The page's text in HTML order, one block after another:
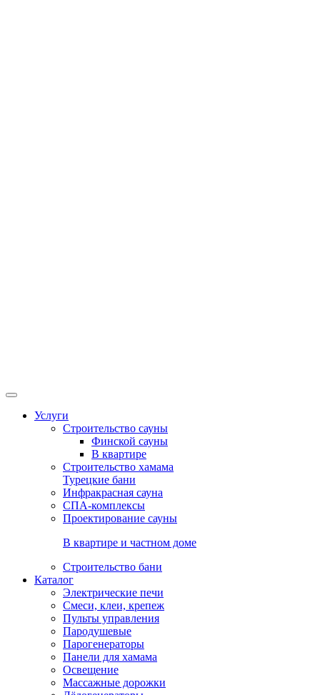
Услуги
Строительство сауны
Финской сауны
В квартире
Строительство хамама
Турецкие бани
Инфракрасная сауна
СПА-комплексы
Проектирование сауны
В квартире и частном доме
Строительство бани
Каталог
Электрические печи
Смеси, клеи, крепеж
Пульты управления
Пародушевые
Парогенераторы
Панели для хамама
Освещение
Массажные дорожки